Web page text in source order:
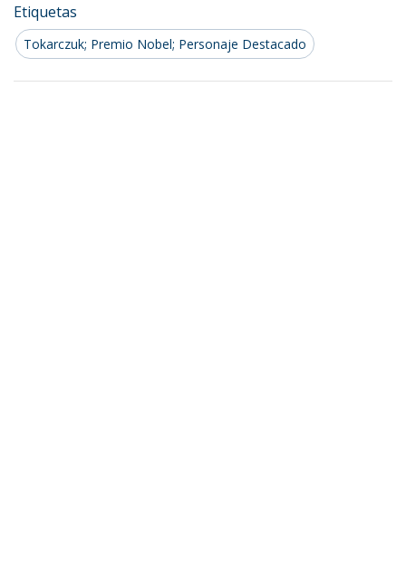
Etiquetas
Tokarczuk; Premio Nobel; Personaje Destacado